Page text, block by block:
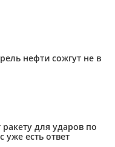
нефти сожгут не в
ракету для ударов по
уже есть ответ